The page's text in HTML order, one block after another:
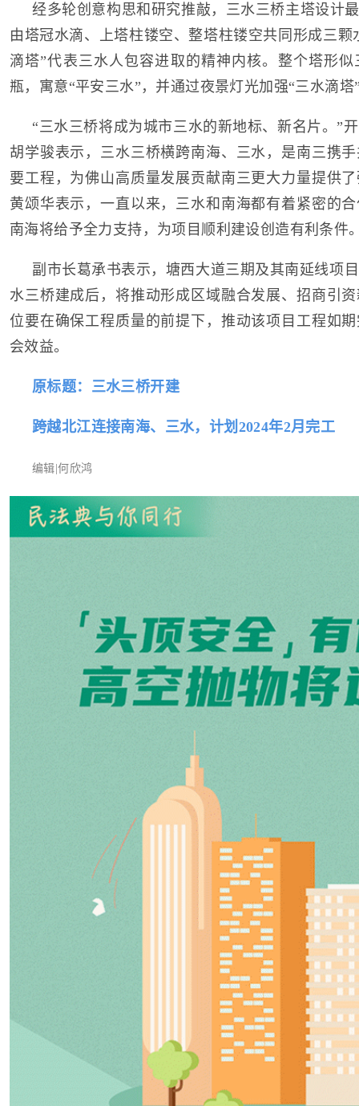
经多轮创意构思和研究推敲，三水三桥主塔设计
由塔冠水滴、上塔柱镂空、整塔柱镂空共同形成三颗
滴塔”代表三水人包容进取的精神内核。整个塔形
瓶，寓意“平安三水”，并通过夜景灯光加强“三水滴塔
“三水三桥将成为城市三水的新地标、新名片。”
胡学骏表示，三水三桥横跨南海、三水，是南三携
要工程，为佛山高质量发展贡献南三更大力量提供
黄颂华表示，一直以来，三水和南海都有着紧密的
南海将给予全力支持，为项目顺利建设创造有利条件
副市长葛承书表示，塘西大道三期及其南延线项
水三桥建成后，将推动形成区域融合发展、招商引
位要在确保工程质量的前提下，推动该项目工程如
会效益。
原标题：三水三桥开建
跨越北江连接南海、三水，计划2024年2月完工
编辑|何欣鸿